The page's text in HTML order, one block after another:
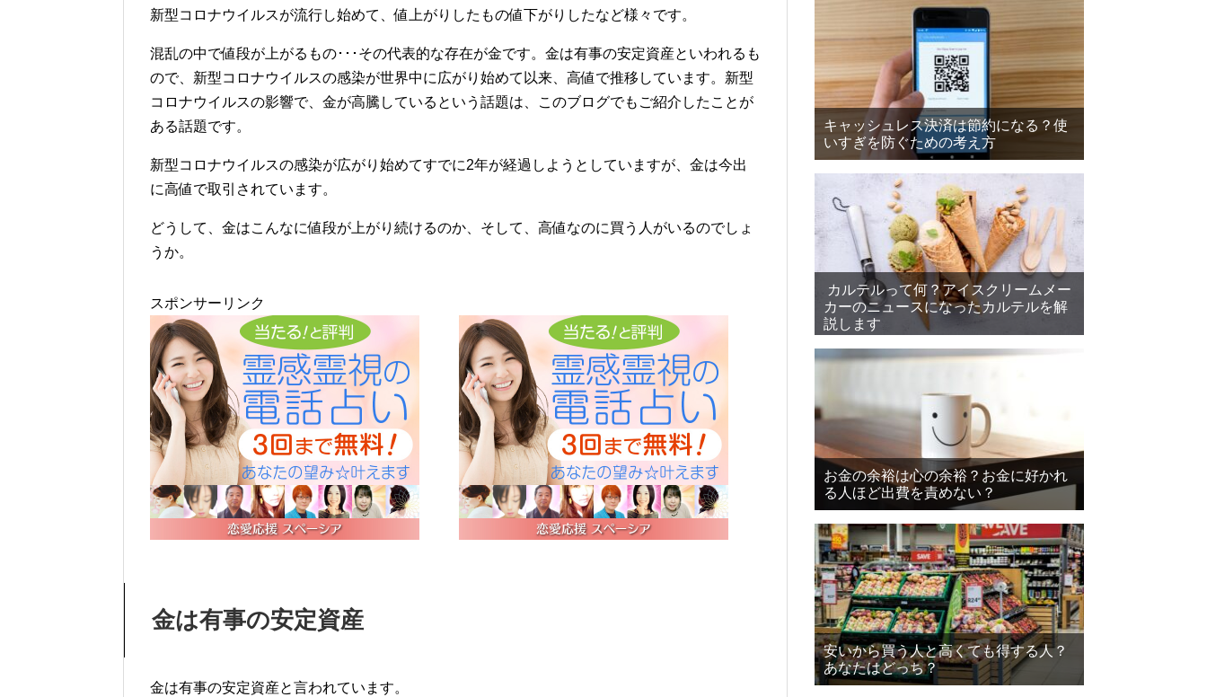
新型コロナウイルスが流行し始めて、値上がりしたもの値下がりしたなど様々です。
混乱の中で値段が上がるもの･･･その代表的な存在が金です。金は有事の安定資産といわれるも
ので、新型コロナウイルスの感染が世界中に広がり始めて以来、高値で推移しています。新型
コロナウイルスの影響で、金が高騰しているという話題は、このブログでもご紹介したことが
ある話題です。
新型コロナウイルスの感染が広がり始めてすでに2年が経過しようとしていますが、金は今出
に高値で取引されています。
どうして、金はこんなに値段が上がり続けるのか、そして、高値なのに買う人がいるのでしょ
うか。
スポンサーリンク
金は有事の安定資産
金は有事の安定資産と言われています。
キャッシュレス決済は節約になる？使
いすぎを防ぐための考え方
カルテルって何？アイスクリームメー
カーのニュースになったカルテルを解
説します
お金の余裕は心の余裕？お金に好かれ
る人ほど出費を責めない？
安いから買う人と高くても得する人？
あなたはどっち？